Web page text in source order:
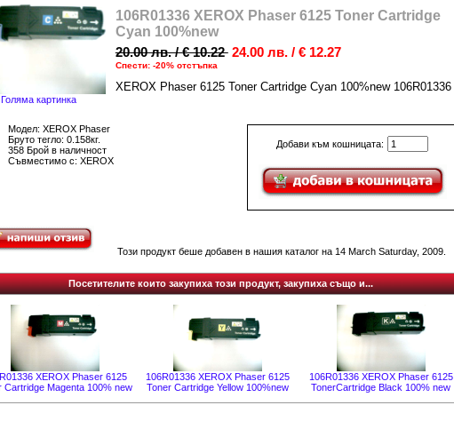
Голяма картинка
106R01336 XEROX Phaser 6125 Toner Cartridge
Cyan 100%new
20.00 лв. / € 10.22 24.00 лв. / € 12.27
Спести: -20% отстъпка
XEROX Phaser 6125 Toner Cartridge Cyan 100%new 106R01336
Добави към кошницата:
Модел: XEROX Phaser
Бруто тегло: 0.158кг.
358 Брой в наличност
Съвместимо с: XEROX
Този продукт беше добавен в нашия каталог на 14 March Saturday, 2009.
Посетителите които закупиха този продукт, закупиха също и...
XEROX Phaser 6125
Cartridge Magenta 100% new
106R01336 XEROX Phaser 6125
Toner Cartridge Yellow 100%new
106R01336 XEROX Phaser 6125
TonerCartridge Black 100% new